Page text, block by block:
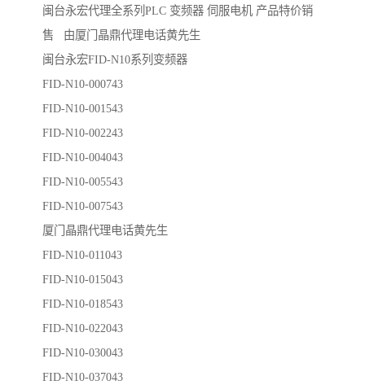
闽台永宏代理全系列PLC 变频器 伺服电机 产品特价销
售 由厦门晶鼎代理电话黄先生
闽台永宏FID-N10系列变频器
FID-N10-000743
FID-N10-001543
FID-N10-002243
FID-N10-004043
FID-N10-005543
FID-N10-007543
厦门晶鼎代理电话黄先生
FID-N10-011043
FID-N10-015043
FID-N10-018543
FID-N10-022043
FID-N10-030043
FID-N10-037043